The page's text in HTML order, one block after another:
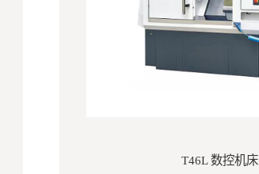
T46L 数控机床